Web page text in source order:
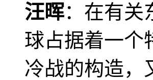
汪晖：在有关
球占据着一个
冷战的构造，